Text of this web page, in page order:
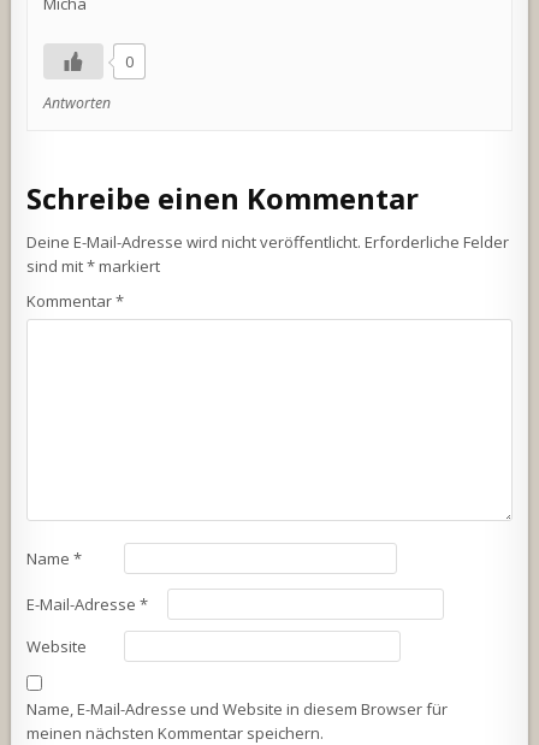
0
Antworten
Schreibe einen Kommentar
Deine E-Mail-Adresse wird nicht veröffentlicht. Erforderliche Felder
sind mit*markiert
Kommentar*
Name*
E-Mail-Adresse*
Website
Name, E-Mail-Adresse und Website in diesem Browser für
meinen nächsten Kommentar speichern.